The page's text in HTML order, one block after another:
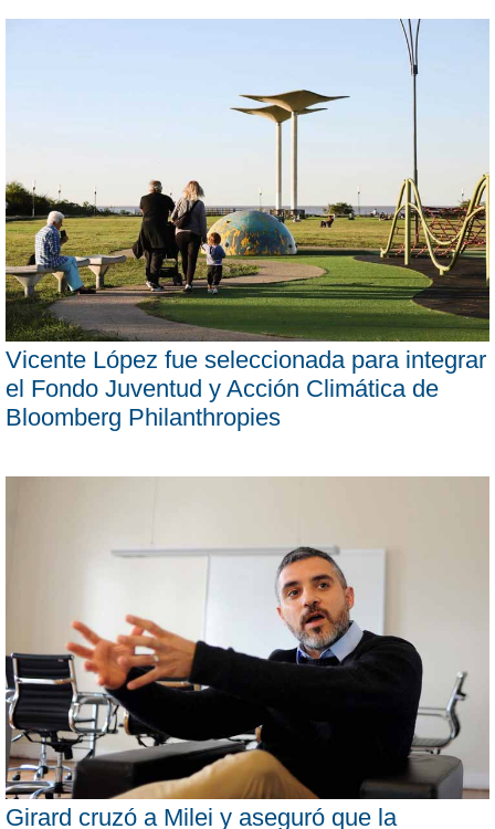
Vicente López fue seleccionada para integrar
el Fondo Juventud y Acción Climática de
Bloomberg Philanthropies
Girard cruzó a Milei y aseguró que la